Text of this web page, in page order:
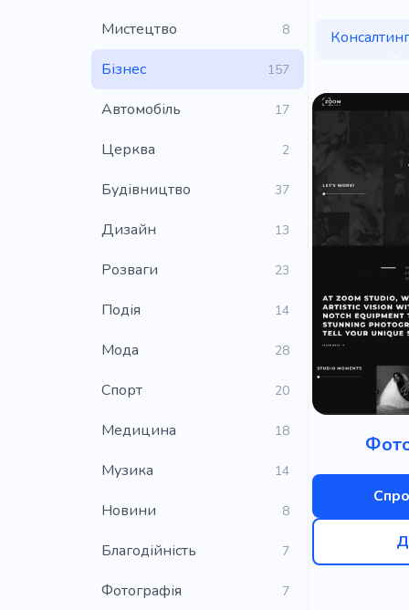
Мистецтво 8
Бізнес 157
Автомобіль 17
Церква 2
Будівництво 37
Дизайн 13
Розваги 23
Подія 14
Мода 28
Cпорт 20
Медицина 18
Музика 14
Новини 8
Благодійність 7
Фотографія 7
Консалтинг
Інструмент
Прокат
Штучний
Ремонт